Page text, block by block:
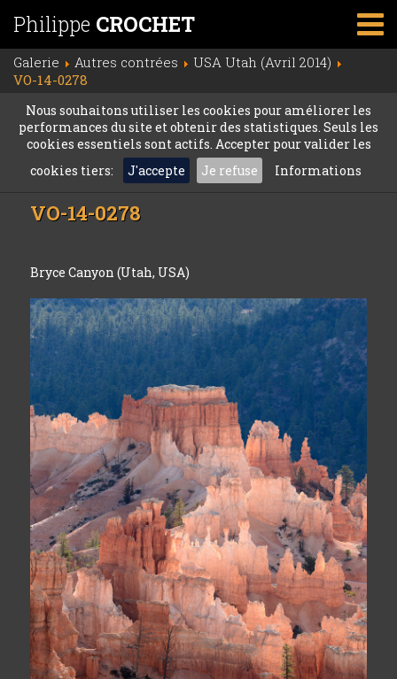
Philippe CROCHET
Galerie Autres contrées
USA Utah (Avril 2014)
VO-14-0278
Nous souhaitons utiliser les cookies pour améliorer les
performances du site et obtenir des statistiques. Seuls les
cookies essentiels sont actifs. Accepter pour valider les
cookies tiers:
J'accepte Je refuse Informations
VO-14-0278
Bryce Canyon (Utah, USA)